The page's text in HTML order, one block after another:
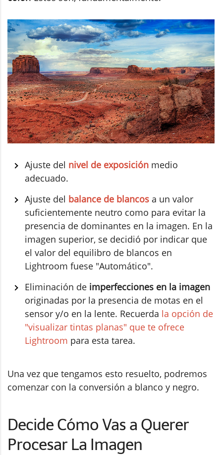
Ajuste del nivel de exposición medio
adecuado.
Ajuste del balance de blancos a un valor
suficientemente neutro como para evitar la
presencia de dominantes en la imagen. En la
imagen superior, se decidió por indicar que
el valor del equilibro de blancos en
Lightroom fuese "Automático".
Eliminación de imperfecciones en la imagen
originadas por la presencia de motas en el
sensor y/o en la lente. Recuerda la opción de
"visualizar tintas planas" que te ofrece
Lightroom para esta tarea.
Una vez que tengamos esto resuelto, podremos
comenzar con la conversión a blanco y negro.
Decide Cómo Vas a Querer
Procesar La Imagen